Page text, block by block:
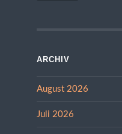
ARCHIV
August 2026
Juli 2026